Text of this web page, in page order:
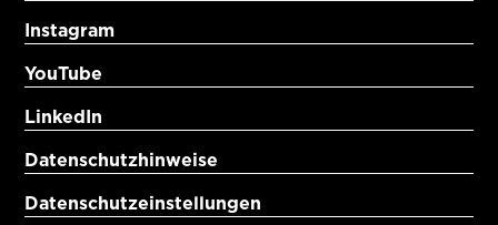
Instagram
YouTube
LinkedIn
Datenschutzhinweise
Datenschutzeinstellungen